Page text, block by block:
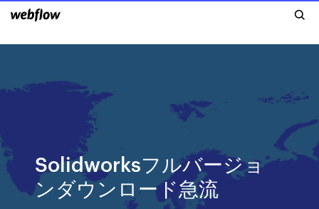
Solidworksフルバージョ
ンダウンロード急流